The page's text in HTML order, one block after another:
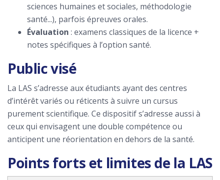
sciences humaines et sociales, méthodologie
santé...), parfois épreuves orales.
Évaluation : examens classiques de la licence +
notes spécifiques à l’option santé.
Public visé
La LAS s’adresse aux étudiants ayant des centres
d’intérêt variés ou réticents à suivre un cursus
purement scientifique. Ce dispositif s’adresse aussi à
ceux qui envisagent une double compétence ou
anticipent une réorientation en dehors de la santé.
Points forts et limites de la LAS